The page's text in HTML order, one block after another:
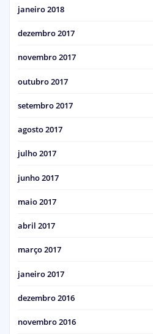
janeiro 2018
dezembro 2017
novembro 2017
outubro 2017
setembro 2017
agosto 2017
julho 2017
junho 2017
maio 2017
abril 2017
março 2017
janeiro 2017
dezembro 2016
novembro 2016